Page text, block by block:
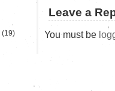
Leave a
You must be
(19)